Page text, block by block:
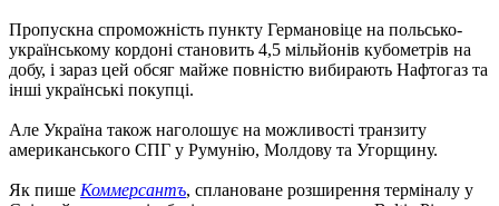
Пропускна спроможність пункту Германовіце на польсько-
українському кордоні становить 4,5 мільйонів кубометрів на
добу, і зараз цей обсяг майже повністю вибирають Нафтогаз та
інші українські покупці.
Але Україна також наголошує на можливості транзиту
американського СПГ у Румунію, Молдову та Угорщину.
Як пише Коммерсантъ, сплановане розширення терміналу у